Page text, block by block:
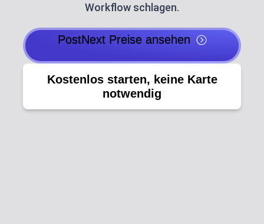
Workflow schlagen.
PostNext Preise ansehen
Kostenlos starten, keine Karte
notwendig